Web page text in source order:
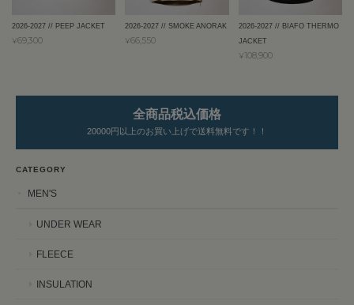
2026-2027 // PEEP JACKET
¥69,300
2026-2027 // SMOKE ANORAK
¥66,550
2026-2027 // BIAFO THERMO
JACKET
¥108,900
全商品税込価格
20000円以上のお買い上げで送料無料です！！
CATEGORY
MEN'S
UNDER WEAR
FLEECE
INSULATION